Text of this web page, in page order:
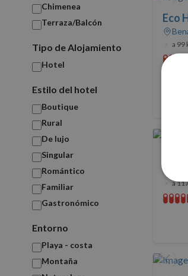
Chimenea
Terraza/Balcón
Tipo de Alojamiento
Hotel
Estilo del hotel
Boutique
Rural
De lujo
Singular
Romántico
Familiar
Gastronómico
Entorno
Playa - costa
Montaña
Eco
a 99
La
a